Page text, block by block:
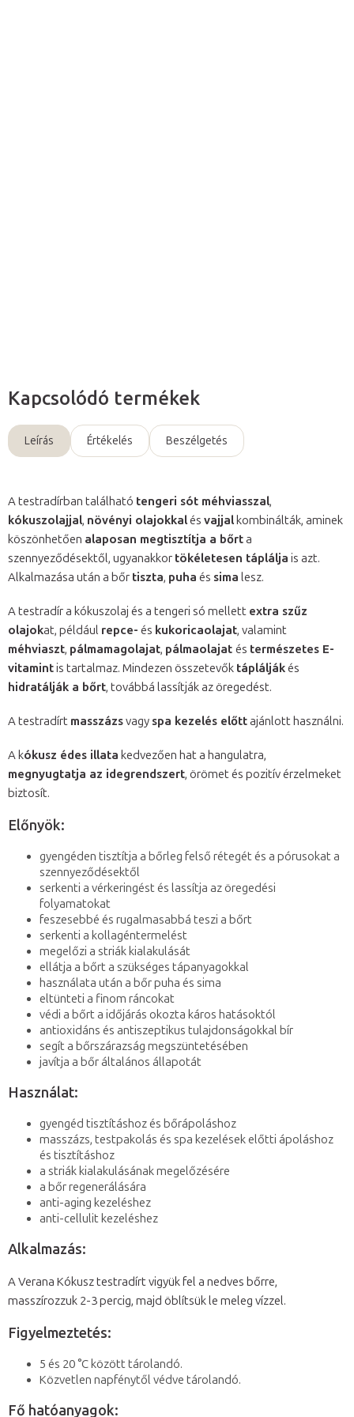
Kapcsolódó termékek
Leírás Értékelés Beszélgetés
A testradírban található tengeri sót méhviasszal,
kókuszolajjal, növényi olajokkalés vajjal kombinálták, aminek
köszönhetően alaposan megtisztítja a bőrta
szennyeződésektől, ugyanakkor tökéletesen táplálja is azt.
Alkalmazása után a bőr tiszta, puha és sima lesz.
A testradír a kókuszolaj és a tengeri só mellett extra szűz
olajokat, például repce- és kukoricaolajat, valamint
méhviaszt, pálmamagolajat, pálmaolajat és természetes E-
vitamintis tartalmaz. Mindezen összetevők tápláljákés
hidratálják a bőrt, továbbá lassítják az öregedést.
A testradírt masszázsvagy spa kezelés előttajánlott használni.
A kókusz édes illata kedvezően hat a hangulatra,
megnyugtatja az idegrendszert, örömet és pozitív érzelmeket
biztosít.
Előnyök:
gyengéden tisztítja a bőrleg felső rétegét és a pórusokat a
szennyeződésektől
serkenti a vérkeringést és lassítja az öregedési
folyamatokat
feszesebbé és rugalmasabbá teszi a bőrt
serkenti a kollagéntermelést
megelőzi a striák kialakulását
ellátja a bőrt a szükséges tápanyagokkal
használata után a bőr puha és sima
eltünteti a finom ráncokat
védi a bőrt a időjárás okozta káros hatásoktól
antioxidáns és antiszeptikus tulajdonságokkal bír
segít a bőrszárazság megszüntetésében
javítja a bőr általános állapotát
Használat:
gyengéd tisztításhoz és bőrápoláshoz
masszázs, testpakolás és spa kezelések előtti ápoláshoz
és tisztításhoz
a striák kialakulásának megelőzésére
a bőr regenerálására
anti-aging kezeléshez
anti-cellulit kezeléshez
Alkalmazás:
A Verana Kókusz testradírt vigyük fel a nedves bőrre,
masszírozzuk 2-3 percig, majd öblítsük le meleg vízzel.
Figyelmeztetés:
5 és 20 °C között tárolandó.
Közvetlen napfénytől védve tárolandó.
Fő hatóanyagok: